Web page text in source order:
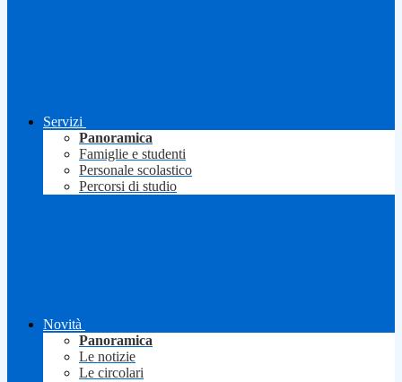
Servizi
Panoramica
Famiglie e studenti
Personale scolastico
Percorsi di studio
Novità
Panoramica
Le notizie
Le circolari